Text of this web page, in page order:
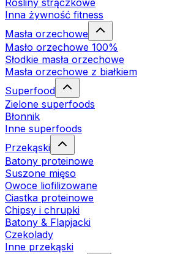
Rośliny strączkowe
Inna żywność fitness
Masła orzechowe
Masło orzechowe 100%
Słodkie masła orzechowe
Masła orzechowe z białkiem
Superfood
Zielone superfoods
Błonnik
Inne superfoods
Przekąski
Batony proteinowe
Suszone mięso
Owoce liofilizowane
Ciastka proteinowe
Chipsy i chrupki
Batony & Flapjacki
Czekolady
Inne przekąski